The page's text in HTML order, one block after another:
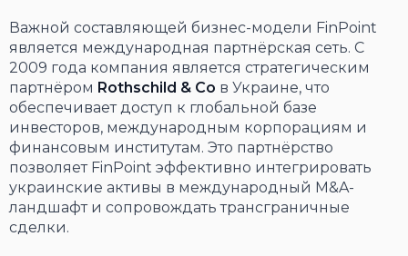
Важной составляющей бизнес-модели FinPoint
является международная партнёрская сеть. С
2009 года компания является стратегическим
партнёром Rothschild & Co в Украине, что
обеспечивает доступ к глобальной базе
инвесторов, международным корпорациям и
финансовым институтам. Это партнёрство
позволяет FinPoint эффективно интегрировать
украинские активы в международный M&A-
ландшафт и сопровождать трансграничные
сделки.